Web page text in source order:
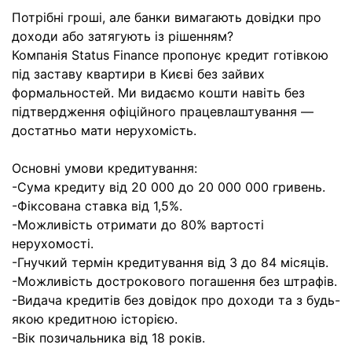
Потрібні гроші, але банки вимагають довідки про
доходи або затягують із рішенням?
Компанія Status Finance пропонує кредит готівкою
під заставу квартири в Києві без зайвих
формальностей. Ми видаємо кошти навіть без
підтвердження офіційного працевлаштування —
достатньо мати нерухомість.
Основні умови кредитування:
-Сума кредиту від 20 000 до 20 000 000 гривень.
-Фіксована ставка від 1,5%.
-Можливість отримати до 80% вартості
нерухомості.
-Гнучкий термін кредитування від 3 до 84 місяців.
-Можливість дострокового погашення без штрафів.
-Видача кредитів без довідок про доходи та з будь-
якою кредитною історією.
-Вік позичальника від 18 років.